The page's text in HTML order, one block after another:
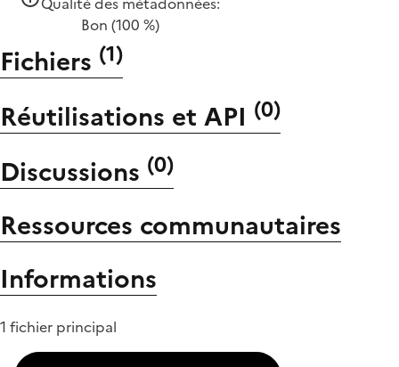
Bon (100 %)
Fichiers (1)
Réutilisations et API (0)
Discussions (0)
Ressources communautaires
Informations
1 fichier principal